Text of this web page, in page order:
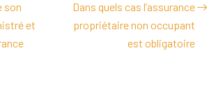
son
et
Dans quels cas l’assurance
propriétaire non occupant
est obligatoire